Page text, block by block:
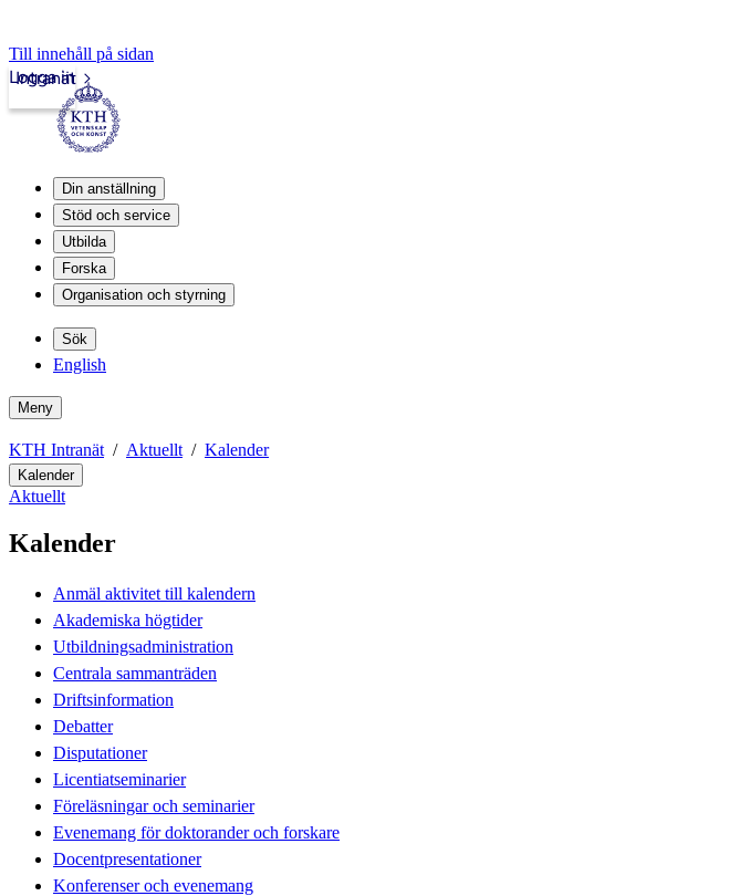
Till innehåll på sidan
Intranät
Logga in
Din anställning
Stöd och service
Utbilda
Forska
Organisation och styrning
Sök
English
Meny
KTH Intranät Aktuellt Kalender
Kalender
Aktuellt
Kalender
Anmäl aktivitet till kalendern
Akademiska högtider
Utbildningsadministration
Centrala sammanträden
Driftsinformation
Debatter
Disputationer
Licentiatseminarier
Föreläsningar och seminarier
Evenemang för doktorander och forskare
Docentpresentationer
Konferenser och evenemang